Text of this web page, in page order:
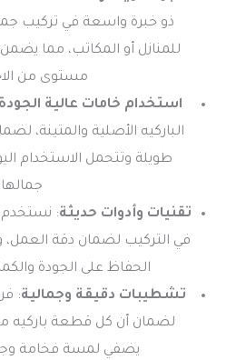
ذو خبرة واسعة في تركيب
للمنازل أو المكاتب، مما
مستوى من
استخدام خامات عالية الجودة
الباركيه الأصلية والمتينة،
طويلة وتتحمل الاستخدام
جمالها.
تقنيات وأدوات حديثة: نستخدم
في التركيب لضمان دقة العمل،
الحفاظ على الجودة
تشطيبات دقيقة وجمالية:
لضمان أن كل قطعة باركيه
يضفي لمسة فخامة